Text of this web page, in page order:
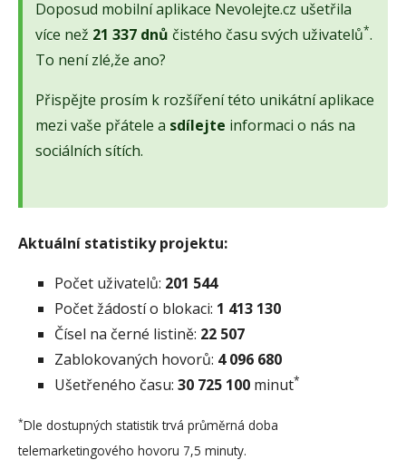
Doposud mobilní aplikace Nevolejte.cz ušetřila
více než 21 337 dnů čistého času svých uživatelů*.
To není zlé,že ano?
Přispějte prosím k rozšíření této unikátní aplikace
mezi vaše přátele a sdílejte informaci o nás na
sociálních sítích.
Aktuální statistiky projektu:
Počet uživatelů: 201 544
Počet žádostí o blokaci: 1 413 130
Čísel na černé listině: 22 507
Zablokovaných hovorů: 4 096 680
Ušetřeného času: 30 725 100 minut*
*Dle dostupných statistik trvá průměrná doba
telemarketingového hovoru 7,5 minuty.